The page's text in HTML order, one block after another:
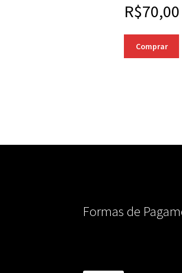
R$70,00
Comprar
Formas de